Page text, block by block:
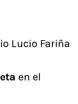
Lucio Fariña
en el